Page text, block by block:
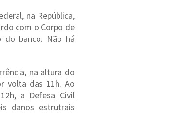
na República,
com o Corpo de
do banco. Não há
na altura do
volta das 11h. Ao
a Defesa Civil
danos estrutrais